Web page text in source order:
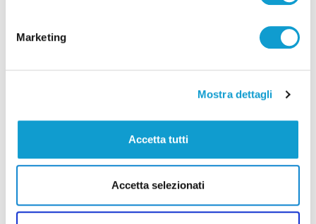
Marketing
Mostra dettagli
Accetta tutti
Accetta selezionati